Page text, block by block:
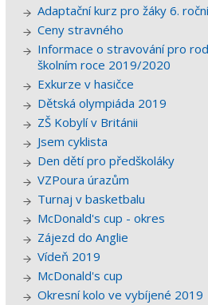
Adaptační kurz pro žáky 6.
Ceny stravného
Informace o stravování pro
školním roce 2019/2020
Exkurze v hasičce
Dětská olympiáda 2019
ZŠ Kobylí v Británii
Jsem cyklista
Den dětí pro předškoláky
VZPoura úrazům
Turnaj v basketbalu
McDonald's cup - okres
Zájezd do Anglie
Vídeň 2019
McDonald's cup
Okresní kolo ve vybíjené 2019